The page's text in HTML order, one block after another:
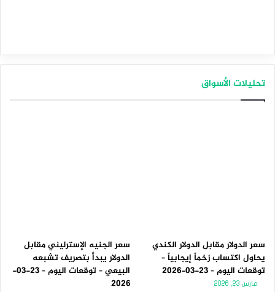
تحليلات الأسواق
سعر الدولار مقابل الدولار الكندي
يحاول اكتساب زخماً إيجابياً –
توقعات اليوم – 23-03-2026
مارس 23, 2026
سعر الجنيه الإسترليني مقابل
الدولار يبدأ بتصريف تشبعه
البيعي – توقعات اليوم – 23-03-
2026